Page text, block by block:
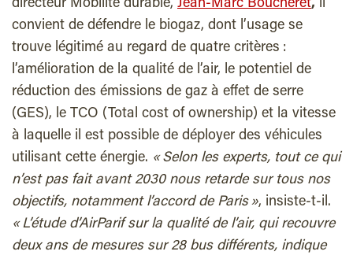
directeur Mobilité durable, Jean-Marc Boucheret, il
convient de défendre le biogaz, dont l’usage se
trouve légitimé au regard de quatre critères :
l’amélioration de la qualité de l’air, le potentiel de
réduction des émissions de gaz à effet de serre
(GES), le TCO (Total cost of ownership) et la vitesse
à laquelle il est possible de déployer des véhicules
utilisant cette énergie. « Selon les experts, tout ce qui
n’est pas fait avant 2030 nous retarde sur tous nos
objectifs, notamment l’accord de Paris », insiste-t-il.
« L’étude d’AirParif sur la qualité de l’air, qui recouvre
deux ans de mesures sur 28 bus différents, indique